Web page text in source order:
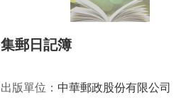
集郵日記簿
出版單位： 中華郵政股份有限公司